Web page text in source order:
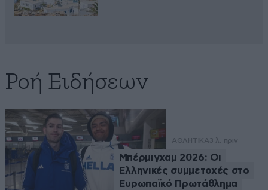
Ροή Ειδήσεων
ΑΘΛΗΤΙΚΑ3 λ. πριν
Μπέρμιγχαμ 2026: Οι
Ελληνικές συμμετοχές στο
Ευρωπαϊκό Πρωτάθλημα